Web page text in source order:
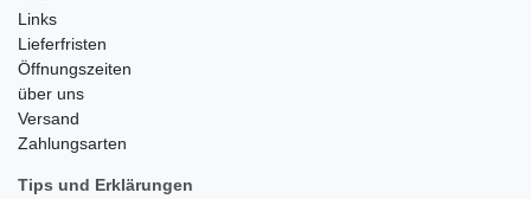
Links
Lieferfristen
Öffnungszeiten
über uns
Versand
Zahlungsarten
Tips und Erklärungen